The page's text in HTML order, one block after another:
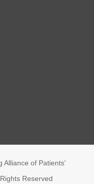
of Patients'
Reserved